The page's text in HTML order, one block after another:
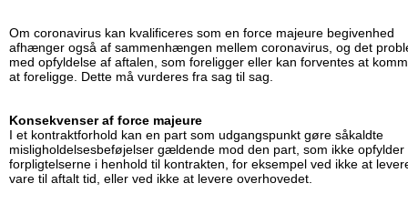
Om coronavirus kan kvalificeres som en force majeure begivenhed
afhænger også af sammenhængen mellem coronavirus, og det
med opfyldelse af aftalen, som foreligger eller kan forventes at
at foreligge. Dette må vurderes fra sag til sag.
Konsekvenser af force majeure
I et kontraktforhold kan en part som udgangspunkt gøre såkaldte
misligholdelsesbeføjelser gældende mod den part, som ikke opfylder
forpligtelserne i henhold til kontrakten, for eksempel ved ikke at
vare til aftalt tid, eller ved ikke at levere overhovedet.